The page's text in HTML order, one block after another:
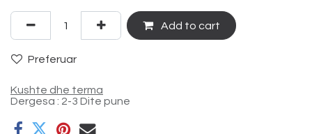
Add to cart
Preferuar
Kushte dhe terma
Dergesa : 2-3 Dite pune